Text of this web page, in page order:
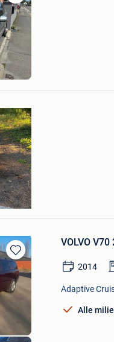
Bewaren
in
Mijn
Favorieten
Mijn
Favorieten
Bewaren
in
Mijn
Favorieten
VOLVO V70
2014
Adaptive
Alle